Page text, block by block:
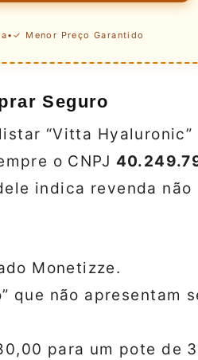
• ✓ Menor Preço Garantido
Seguro
“Vitta Hyaluronic”
o CNPJ
indica revenda não
Monetizze.
que não apresentam
para um pote de